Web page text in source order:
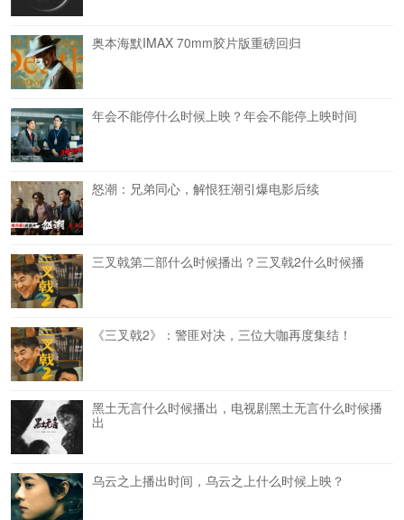
奥本海默IMAX 70mm胶片版重磅回归
年会不能停什么时候上映？年会不能停上映时间
怒潮：兄弟同心，解恨狂潮引爆电影后续
三叉戟第二部什么时候播出？三叉戟2什么时候播
《三叉戟2》：警匪对决，三位大咖再度集结！
黑土无言什么时候播出，电视剧黑土无言什么时候播
出
乌云之上播出时间，乌云之上什么时候上映？